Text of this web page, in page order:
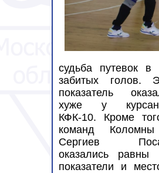
судьба путевок в
забитых голов.
показатель
хуже у
КФК-10. Кроме
команд
Сергиев
оказались равны
показатели и